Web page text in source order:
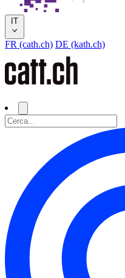
IT
FR (cath.ch) DE (kath.ch)